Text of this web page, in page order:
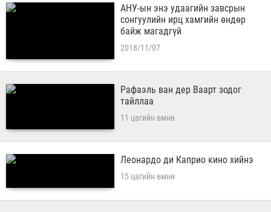
АНУ-ын энэ удаагийн завсрын
сонгуулийн ирц хамгийн өндөр
байж магадгүй
2018/11/07
Рафаэль ван дер Ваарт зодог
тайллаа
11 цагийн өмнө
Леонардо ди Каприо кино хийнэ
15 цагийн өмнө